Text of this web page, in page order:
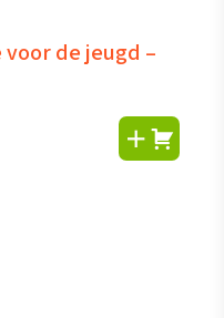
de jeugd –